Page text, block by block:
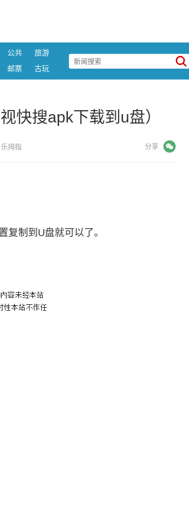
公共
旅游
邮票 古玩
快搜apk下载到u盘）
乐拇指 分享
复制到U盘就可以了。